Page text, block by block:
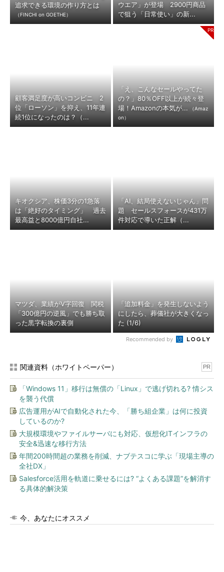
追求できる環境の作り方とは
（FINCHI on GOETHE）
ウエア」が登場 2900円商品
で狙う「日常使い」の新...
顧客満足度が高いコンビニ 2
位「ローソン」を抑え、11年連
続1位になったのは？（...
「え、こんなセールやってた
の？」80％OFF以上が続々登
場！Amazonの本気が...
（Amaz
on）
キオクシア、株価3分の1急落
は「絶好のタイミング」 過去
最高益と8000億円自社...
「AI、結局使えないじゃん」問
題 セールスフォースが431万
件対応で導いた正解（...
マツダ、業績がV字回復 関税
「300億円の逆風」でも勝ち取
った黒字転換の裏側
「追加料金」を発生しないよう
にしたら、葬儀社が大きくなっ
た (1/6)
Recommended by
関連資料（ホワイトペーパー） PR
「Windows 11」移行は無償の「Linux」で逃げ切れる? 情シス
を襲う代償
広告運用がAIで自動化された今、「勝ち組企業」は何に投資
しているのか?
大規模環境やファイルサーバにも対応、仮想化ITインフラの
安全&迅速な移行方法
年間200時間超の業務を削減、ナブテスコに学ぶ「現場主導の
全社DX」
Salesforce活用を軌道に乗せるには? “よくある課題”を解消す
る具体的解決策
今、あなたにオススメ